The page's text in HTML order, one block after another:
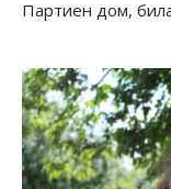
Партиен дом,